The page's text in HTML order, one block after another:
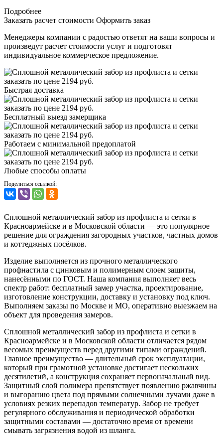
Подробнее
Заказать расчет стоимости Оформить заказ
Менеджеры компании с радостью ответят на ваши вопросы и
произведут расчет стоимости услуг и подготовят
индивидуальное коммерческое предложение.
Быстрая доставка
Бесплатный выезд замерщика
Работаем с минимальной предоплатой
Любые способы оплаты
Поделиться ссылкой:
Сплошной металлический забор из профлиста и сетки в
Красноармейске и в Московской области — это популярное
решение для ограждения загородных участков, частных домов
и коттеджных посёлков.
Изделие выполняется из прочного металлического
профнастила с цинковым и полимерным слоем защиты,
нанесёнными по ГОСТ. Наша компания выполняет весь
спектр работ: бесплатный замер участка, проектирование,
изготовление конструкции, доставку и установку под ключ.
Выполняем заказы по Москве и МО, оперативно выезжаем на
объект для проведения замеров.
Сплошной металлический забор из профлиста и сетки в
Красноармейске и в Московской области отличается рядом
весомых преимуществ перед другими типами ограждений.
Главное преимущество — длительный срок эксплуатации,
который при грамотной установке достигает нескольких
десятилетий, а конструкция сохраняет первоначальный вид.
Защитный слой полимера препятствует появлению ржавчины
и выгоранию цвета под прямыми солнечными лучами даже в
условиях резких перепадов температур. Забор не требует
регулярного обслуживания и периодической обработки
защитными составами — достаточно время от времени
смывать загрязнения водой из шланга.